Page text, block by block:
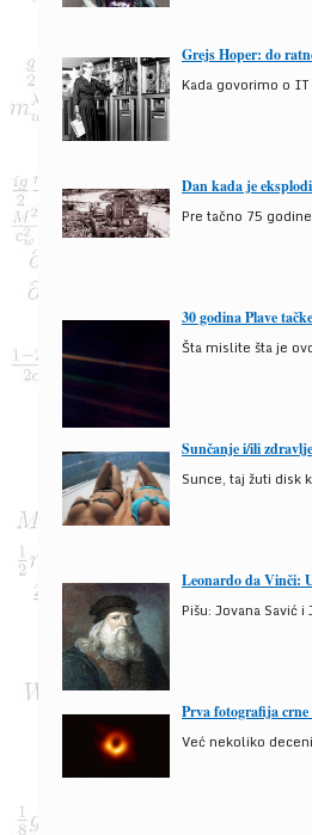
Grejs Hoper: do
Kada govorimo o
Dan kada je
Pre tačno 75
30 godina Plave
Šta mislite šta je
Sunčanje i/ili
Sunce, taj žuti disk
Leonardo da Vinči:
Pišu: Jovana Savić
Prva fotografija crne
Već nekoliko